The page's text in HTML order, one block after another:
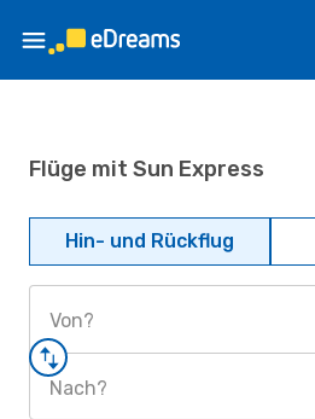
Flüge mit Sun Express
Hin- und Rückflug
Von?
Nach?